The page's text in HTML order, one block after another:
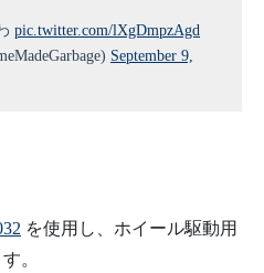
pic.twitter.com/lXgDmpzAgd
September 9,
を使用し、ホイール駆動用
。